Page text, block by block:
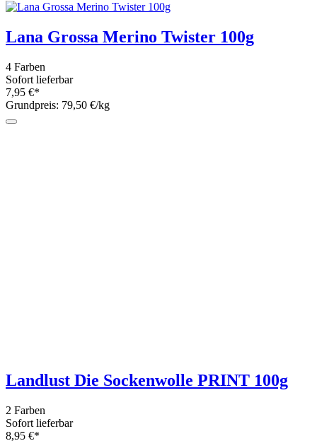
Lana Grossa Merino Twister 100g
4 Farben
Sofort lieferbar
7,95 €*
Grundpreis: 79,50 €/kg
hatnut "Safe reflect" - floureszierendes
Beilaufgarn FARBIG 100m